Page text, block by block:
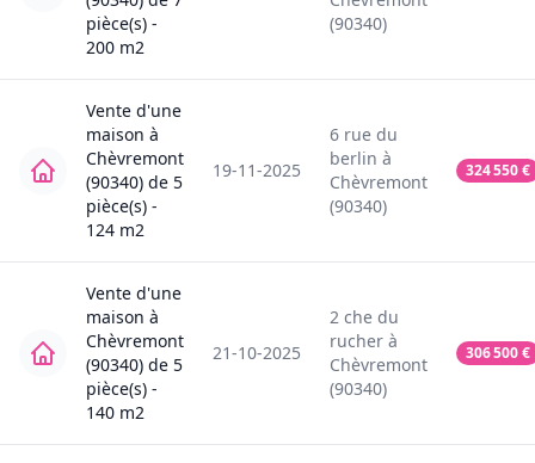
pièce(s) -
200 m2
(90340)
Vente d'une
maison à
Chèvremont
(90340) de 5
pièce(s) -
124 m2
19-11-2025
6 rue du
berlin à
Chèvremont
(90340)
324 550€
Vente d'une
maison à
Chèvremont
(90340) de 5
pièce(s) -
140 m2
21-10-2025
2 che du
rucher à
Chèvremont
(90340)
306 500€